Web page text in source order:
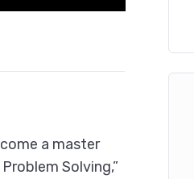
a master
Solving,”